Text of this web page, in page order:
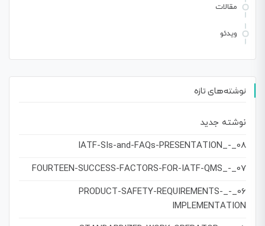
مقالات
ویدئو
نوشته‌های تازه
نوشته جدید
08_-_IATF-SIs-and-FAQs-PRESENTATION
07_-_FOURTEEN-SUCCESS-FACTORS-FOR-IATF-QMS
06_-_PRODUCT-SAFETY-REQUIREMENTS-
IMPLEMENTATION